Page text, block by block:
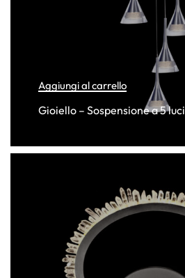
Aggiungi al carrello
Gioiello – Sospensione a 5 luci